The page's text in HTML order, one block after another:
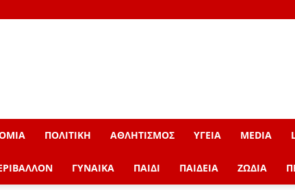
ΠΟΛΙΤΙΚΗ ΑΘΛΗΤΙΣΜΟΣ ΥΓΕΙΑ MEDIA
ΓΥΝΑΙΚΑ ΠΑΙΔΙ ΠΑΙΔΕΙΑ ΖΩΔΙΑ